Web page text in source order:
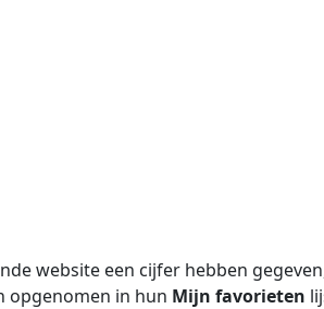
website een cijfer hebben
opgenomen in hun Mijn favorieten